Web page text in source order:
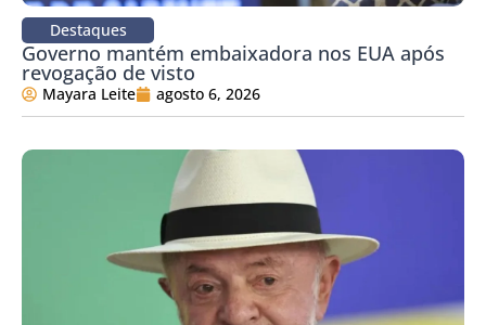
Destaques
Governo mantém embaixadora nos EUA após
revogação de visto
Mayara Leite agosto 6, 2026